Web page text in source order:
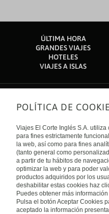
ÚLTIMA HORA
GRANDES VIAJES
HOTELES
VIAJES A ISLAS
Sobre nosotros
Quiénes somos
Financiación
Sostenibilidad
Turismo accesible
Tarjeta El Corte Inglés
Trabaja con nosotros
El Corte Inglés
Canal Ético
Enlaces de interés
Guías de viaje
Catálogos
Auto check-in
Condiciones Generales
Política de privacidad
Política de cookies
Accesibilidad
Empresas/ Grupos
Internacional
España
POLÍTICA DE
Viajes El Corte Inglés S.A.
para fines estrictamente
la web, así como para fines
(tanto general como
a partir de tu hábitos de
optimizar la web y para poder
productos adquiridos por los
deshabilitar estas cookies haz
Puedes obtener más
Pulsa el botón Aceptar Cookies
aceptado la información